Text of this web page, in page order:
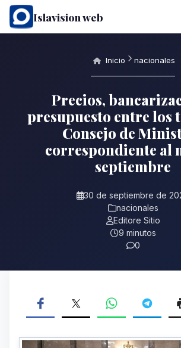
Islavision web
Inicio nacionales
Precios,
presupuesto entre los
Consejo de
correspondiente al
septiembre
30 de septiembre de
nacionales
Editore Sitio
9 minutos
0